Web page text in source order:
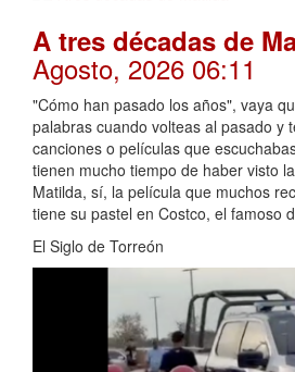
A tres décadas de
Agosto, 2026 06:11
"Cómo han pasado los años", vaya
palabras cuando volteas al pasado y
canciones o películas que
tienen mucho tiempo de haber visto
Matilda, sí, la película que muchos
tiene su pastel en Costco, el famoso
El Siglo de Torreón